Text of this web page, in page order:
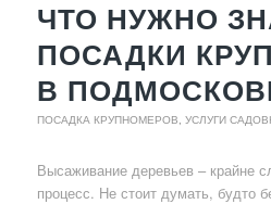
ЧТО НУЖНО
ПОСАДКИ
В
ПОСАДКА КРУПНОМЕРОВ УСЛУГИ
Высаживание деревьев – крайне
процесс. Не стоит думать, будто